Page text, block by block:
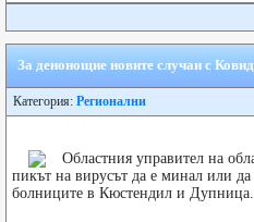
За денонощие новите случаи с
Категория: Регионални
Областния управител на
пикът на вирусът да е минал или
болниците в Кюстендил и Дупница.